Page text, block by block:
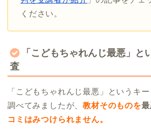
ください。
「こどもちゃれんじ最悪」と
査
「こどもちゃれんじ最悪」というキ
調べてみましたが、教材そのものを
コミはみつけられません。